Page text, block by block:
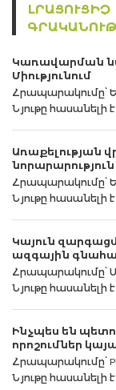
ԼՐԱՑՈՒՑԻՉ
Կառավարման
Միությունում
Հրապարակումը՝
Նյութը հասանելի
Առաքելության
Հրապարակումը՝
Նյութը հասանելի
Կայուն
ազգային
Հրապարակումը՝
Նյութը հասանելի
Ինչպես են
որոշումներ
Հրապարակումը՝
Նյութը հասանելի